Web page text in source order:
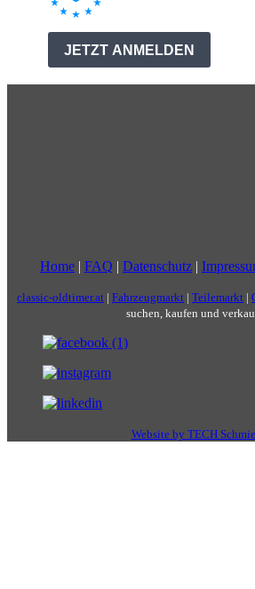
Home | FAQ | Datenschutz |
classic-oldtimer.at | Fahrzeugmarkt | Teilemarkt |
suchen, kaufen und
Website by TECH